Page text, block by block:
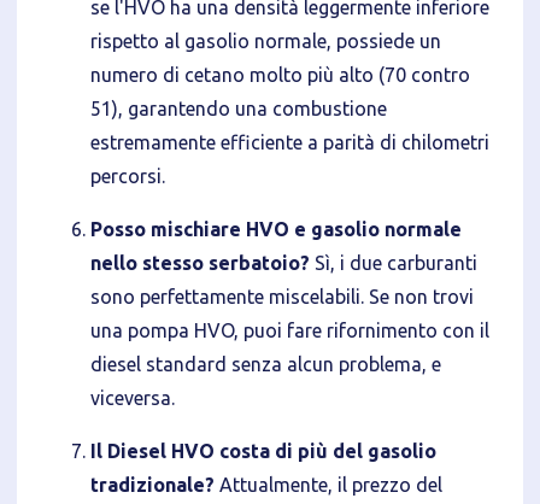
se l'HVO ha una densità leggermente inferiore
rispetto al gasolio normale, possiede un
numero di cetano molto più alto (70 contro
51), garantendo una combustione
estremamente efficiente a parità di chilometri
percorsi.
Posso mischiare HVO e gasolio normale
nello stesso serbatoio? Sì, i due carburanti
sono perfettamente miscelabili. Se non trovi
una pompa HVO, puoi fare rifornimento con il
diesel standard senza alcun problema, e
viceversa.
Il Diesel HVO costa di più del gasolio
tradizionale? Attualmente, il prezzo del